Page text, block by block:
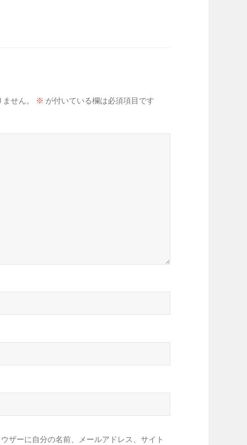
せん。 ※ が付いている欄は必須項目です
ザーに自分の名前、メールアドレス、サイト